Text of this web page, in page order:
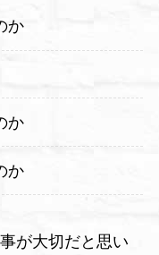
か
か
か
が大切だと思い